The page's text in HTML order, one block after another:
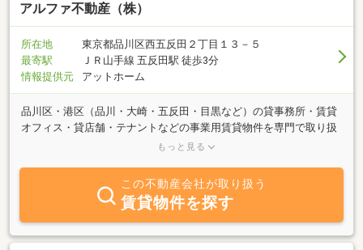
アルファ不動産（株）
所在地
東京都品川区西五反田２丁目１３－５
最寄駅
ＪＲ山手線 五反田駅 徒歩3分
情報提供元
アットホーム
品川区・港区（品川・大崎・五反田・目黒など）の貸事務所・賃貸
オフィス・貸店舗・テナントなどの事業用賃貸物件を専門で取り扱
っております。当社では、賃料が安い、OAフロア対応、トイレが綺
務所の情報が充実しております。物件をお探しのお客様、アルファ
不動産にお気軽にご相談ください。サロン・ジムのお客様にご利用
いただいております。ＩＴ起業・起業家の方も
もっと見る
この不動産会社が取り扱う
賃貸物件を探す